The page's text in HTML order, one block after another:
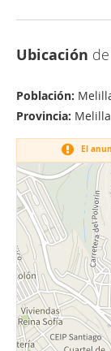
Ubicación
Población:
Provincia: Melilla
El